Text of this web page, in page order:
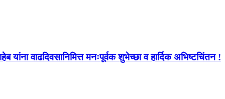
वाढदिवसानिमित्त मनःपूर्वक शुभेच्छा व हार्दिक अभिष्टचिंतन !